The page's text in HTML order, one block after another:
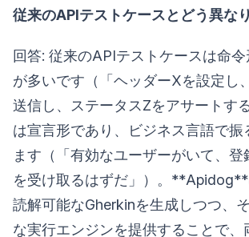
従来のAPIテストケースとどう異な
回答: 従来のAPIテストケースは命令
が多いです（「ヘッダーXを設定し
送信し、ステータスZをアサートす
は宣言形であり、ビジネス言語で振
ます（「有効なユーザーがいて、
を受け取るはずだ」）。
読解可能なGherkinを生成しつつ、
な実行エンジンを提供することで、